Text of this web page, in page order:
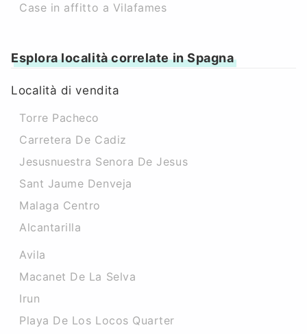
Case in affitto a Vilafames
Esplora località correlate in Spagna
Località di vendita
Torre Pacheco
Carretera De Cadiz
Jesusnuestra Senora De Jesus
Sant Jaume Denveja
Malaga Centro
Alcantarilla
Avila
Macanet De La Selva
Irun
Playa De Los Locos Quarter